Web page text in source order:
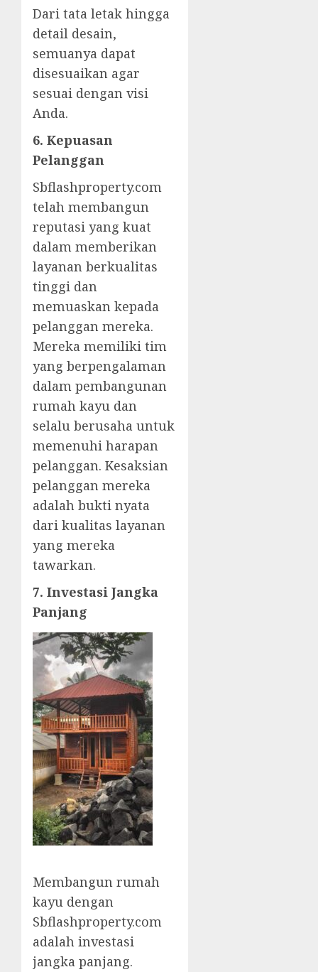
Dari tata letak hingga
detail desain,
semuanya dapat
disesuaikan agar
sesuai dengan visi
Anda.
6. Kepuasan
Pelanggan
Sbflashproperty.com
telah membangun
reputasi yang kuat
dalam memberikan
layanan berkualitas
tinggi dan
memuaskan kepada
pelanggan mereka.
Mereka memiliki tim
yang berpengalaman
dalam pembangunan
rumah kayu dan
selalu berusaha untuk
memenuhi harapan
pelanggan. Kesaksian
pelanggan mereka
adalah bukti nyata
dari kualitas layanan
yang mereka
tawarkan.
7. Investasi Jangka
Panjang
Membangun rumah
kayu dengan
Sbflashproperty.com
adalah investasi
jangka panjang.